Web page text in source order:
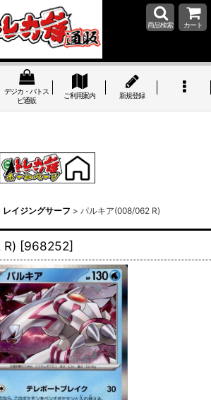
商品検索 カート
デジカ・バトス
ピ通販
ご利用案内 新規登録
レイジングサーフ > パルキア(008/062 R)
[968252]